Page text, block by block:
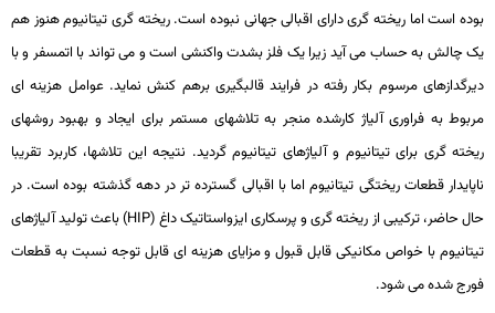
بوده است اما ریخته­ گری دارای اقبالی جهانی نبوده است. ریخته­ گری تیتانیوم هنوز هم
یک چالش به حساب می­ آید زیرا یک فلز بشدت واکنشی است و می­ تواند با اتمسفر و با
دیرگدازهای مرسوم بکار رفته در فرایند قالب­گیری برهم­ کنش نماید. عوامل هزینه­ ای
مربوط به فراوری آلیاژ کارشده منجر به تلاش­های مستمر برای ایجاد و بهبود روش­های
ریخته­ گری برای تیتانیوم و آلیاژهای تیتانیوم گردید. نتیجه این تلاش­ها، کاربرد تقریبا
ناپایدار قطعات ریختگی تیتانیوم اما با اقبالی گسترد­ه ­تر در دهه گذشته بوده است. در
حال حاضر، ترکیبی از ریخته­ گری و پرسکاری ایزواستاتیک داغ (HIP) باعث تولید آلیاژهای
تیتانیوم با خواص مکانیکی قابل ­قبول و مزایای هزینه ­ای قابل­ توجه نسبت به قطعات
فورج ­شده می­ شود.